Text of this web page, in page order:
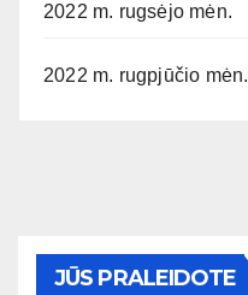
2022 m. rugsėjo mėn.
2022 m. rugpjūčio mėn.
JŪS PRALEIDOTE